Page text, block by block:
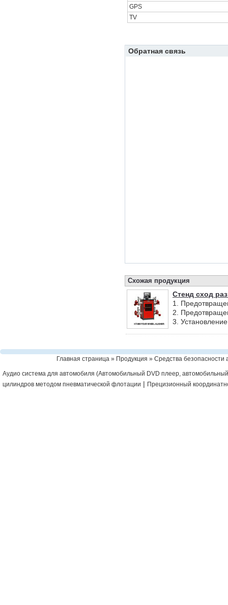
GPS
TV
Обратная связь
Схожая продукция
Стенд сход
1.
2.
3.
Главная страница » Продукция » Средства безопасности
Аудио система для автомобиля (Автомобильный DVD плеер,
цилиндров методом пневматической флотации | Прецизионный